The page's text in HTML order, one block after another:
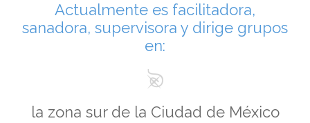
Actualmente es facilitadora,
sanadora, supervisora y dirige grupos
en:
la zona sur de la Ciudad de México